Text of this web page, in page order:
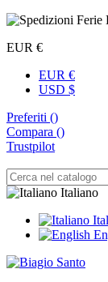
EUR €
EUR €
USD $
Preferiti ()
Compara ()
Trustpilot
Italiano